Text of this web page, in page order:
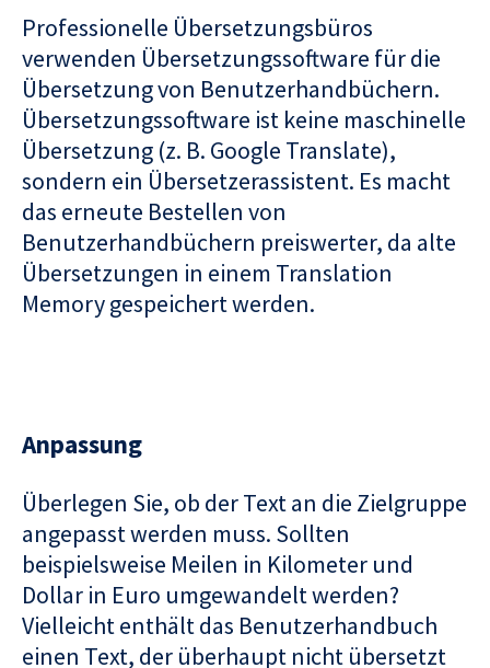
Professionelle Übersetzungsbüros
verwenden Übersetzungssoftware für die
Übersetzung von Benutzerhandbüchern.
Übersetzungssoftware ist keine maschinelle
Übersetzung (z. B. Google Translate),
sondern ein Übersetzerassistent. Es macht
das erneute Bestellen von
Benutzerhandbüchern preiswerter, da alte
Übersetzungen in einem Translation
Memory gespeichert werden.
Anpassung
Überlegen Sie, ob der Text an die Zielgruppe
angepasst werden muss. Sollten
beispielsweise Meilen in Kilometer und
Dollar in Euro umgewandelt werden?
Vielleicht enthält das Benutzerhandbuch
einen Text, der überhaupt nicht übersetzt